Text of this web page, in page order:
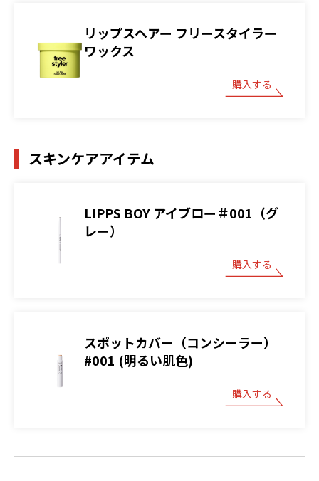
リップスヘアー フリースタイラー
ワックス
購入する
スキンケアアイテム
LIPPS BOY アイブロー＃001（グ
レー）
購入する
スポットカバー（コンシーラー）
#001 (明るい肌色)
購入する